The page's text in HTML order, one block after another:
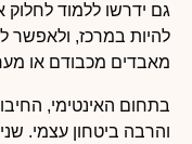
גם ידרשו ללמוד
להיות במרכז, ולאפשר
מאבדים מכבודם או
בתחום האינטימי,
והרבה ביטחון עצמי.